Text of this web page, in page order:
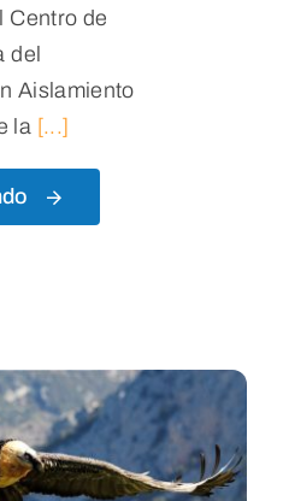
Centro de
del
Aislamiento
la [...]